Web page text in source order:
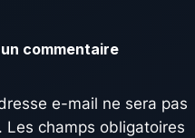
commentaire
e-mail ne sera pas
Les champs obligatoires